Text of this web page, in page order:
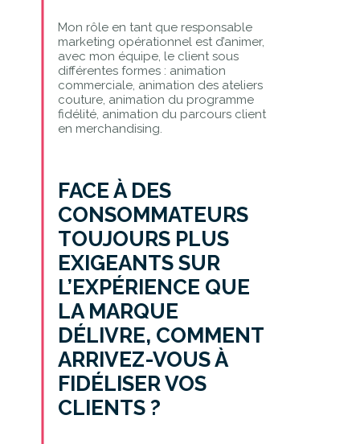
Mon rôle en tant que responsable
marketing opérationnel est d’animer,
avec mon équipe, le client sous
différentes formes : animation
commerciale, animation des ateliers
couture, animation du programme
fidélité, animation du parcours client
en merchandising.
FACE À DES
CONSOMMATEURS
TOUJOURS PLUS
EXIGEANTS SUR
L’EXPÉRIENCE QUE
LA MARQUE
DÉLIVRE, COMMENT
ARRIVEZ-VOUS À
FIDÉLISER VOS
CLIENTS ?